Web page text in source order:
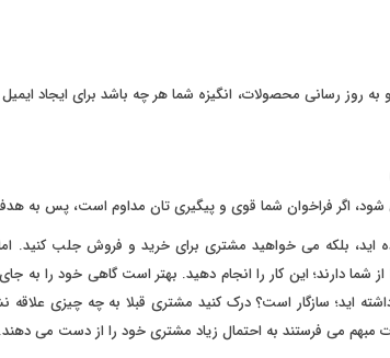
روز رسانی محصولات، انگیزه شما هر چه باشد برای ایجاد
شود، اگر فراخوان شما قوی و پیگیری تان مداوم است، پس به
اید، بلکه می خواهید مشتری برای خرید و فروش جلب کنید.
شما دارند؛ این کار را انجام دهید. بهتر است گاهی خود را به
داشته اید؛ سازگار است؟ درک کنید مشتری قبلا به چه چیزی
مبهم می فرستند به احتمال زیاد مشتری خود را از دست می دهند.